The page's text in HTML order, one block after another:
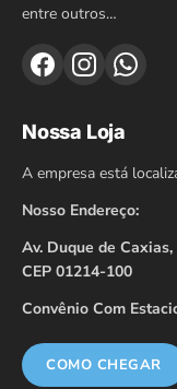
entre outros…
Nossa Loja
A empresa está
Nosso Endereço:
Av. Duque de
CEP 01214-100
Convênio Com
COMO CHEGAR